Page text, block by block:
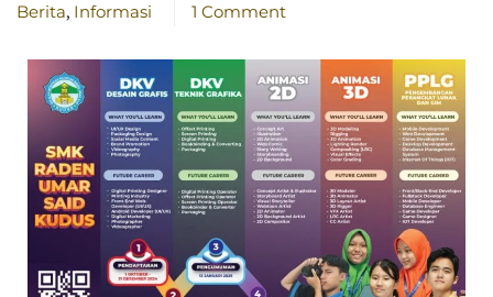
Berita, Informasi 1 Comment